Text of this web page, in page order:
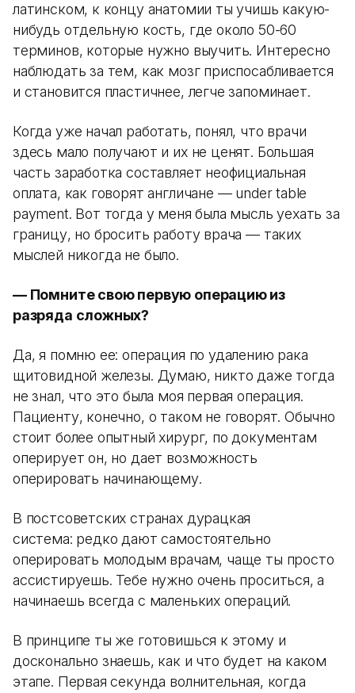
латинском, к концу анатомии ты учишь какую-
нибудь отдельную кость, где около 50-60
терминов, которые нужно выучить. Интересно
наблюдать за тем, как мозг приспосабливается
и становится пластичнее, легче запоминает.
Когда уже начал работать, понял, что врачи
здесь мало получают и их не ценят. Большая
часть заработка составляет неофициальная
оплата, как говорят англичане — under table
payment. Вот тогда у меня была мысль уехать за
границу, но бросить работу врача — таких
мыслей никогда не было.
— Помните свою первую операцию из
разряда сложных?
Да, я помню ее: операция по удалению рака
щитовидной железы. Думаю, никто даже тогда
не знал, что это была моя первая операция.
Пациенту, конечно, о таком не говорят. Обычно
стоит более опытный хирург, по документам
оперирует он, но дает возможность
оперировать начинающему.
В постсоветских странах дурацкая
система: редко дают самостоятельно
оперировать молодым врачам, чаще ты просто
ассистируешь. Тебе нужно очень проситься, а
начинаешь всегда с маленьких операций.
В принципе ты же готовишься к этому и
досконально знаешь, как и что будет на каком
этапе. Первая секунда волнительная, когда